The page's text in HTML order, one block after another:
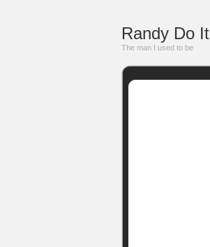
Randy Do It
The man I used to be